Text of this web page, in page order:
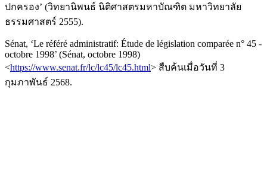
ปกครอง’ (วิทยานิพนธ์ นิติศาสตรมหาบัณฑิต มหาวิทยาลัย
ธรรมศาสตร์ 2555).
Sénat, ‘Le référé administratif: Étude de législation comparée n° 45 -
octobre 1998’ (Sénat, octobre 1998)
<https://www.senat.fr/lc/lc45/lc45.html> สืบค้นเมื่อวันที่ 3
กุมภาพันธ์ 2568.